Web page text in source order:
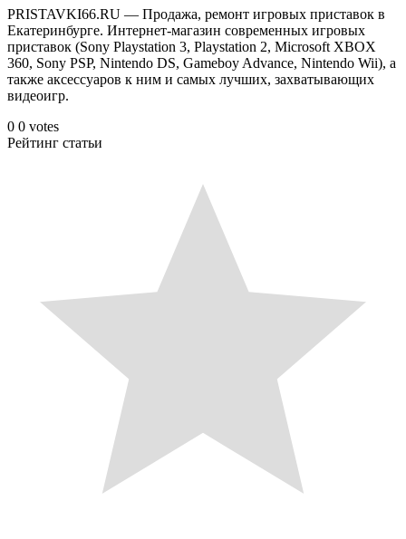
PRISTAVKI66.RU — Продажа, ремонт игровых приставок в
Екатеринбурге. Интернет-магазин современных игровых
приставок (Sony Playstation 3, Playstation 2, Microsoft XBOX
360, Sony PSP, Nintendo DS, Gameboy Advance, Nintendo Wii), а
также аксессуаров к ним и самых лучших, захватывающих
видеоигр.
0 0 votes
Рейтинг статьи